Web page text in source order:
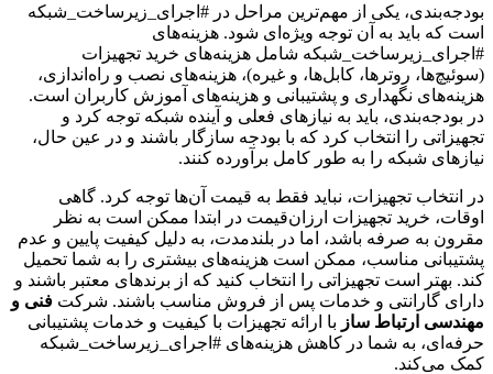
بودجه‌بندی، یکی از مهم‌ترین مراحل در #اجرای_زیرساخت_شبکه
است که باید به آن توجه ویژه‌ای شود. هزینه‌های
#اجرای_زیرساخت_شبکه شامل هزینه‌های خرید تجهیزات
(سوئیچ‌ها، روترها، کابل‌ها، و غیره)، هزینه‌های نصب و راه‌اندازی،
هزینه‌های نگهداری و پشتیبانی و هزینه‌های آموزش کاربران است.
در بودجه‌بندی، باید به نیازهای فعلی و آینده شبکه توجه کرد و
تجهیزاتی را انتخاب کرد که با بودجه سازگار باشند و در عین حال،
نیازهای شبکه را به طور کامل برآورده کنند.
در انتخاب تجهیزات، نباید فقط به قیمت آن‌ها توجه کرد. گاهی
اوقات، خرید تجهیزات ارزان‌قیمت در ابتدا ممکن است به نظر
مقرون به صرفه باشد، اما در بلندمدت، به دلیل کیفیت پایین و عدم
پشتیبانی مناسب، ممکن است هزینه‌های بیشتری را به شما تحمیل
کند. بهتر است تجهیزاتی را انتخاب کنید که از برندهای معتبر باشند و
دارای گارانتی و خدمات پس از فروش مناسب باشند. شرکت فنی و
مهندسی ارتباط ساز با ارائه تجهیزات با کیفیت و خدمات پشتیبانی
حرفه‌ای، به شما در کاهش هزینه‌های #اجرای_زیرساخت_شبکه
کمک می‌کند.